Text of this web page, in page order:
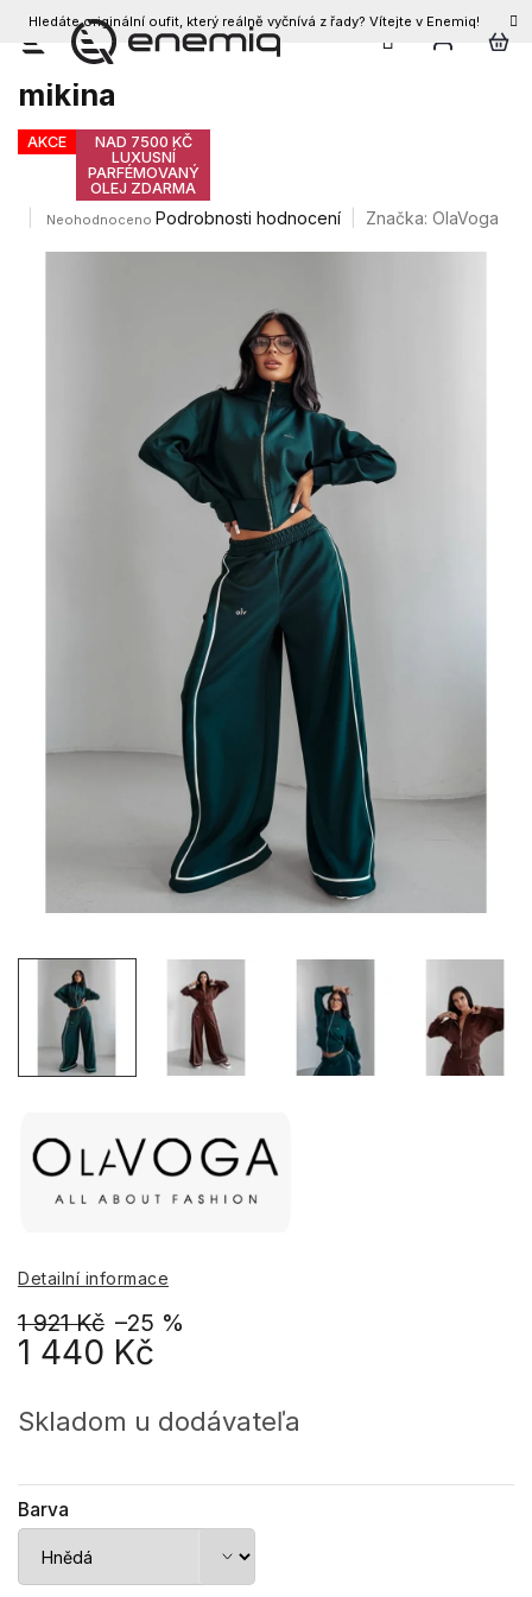
Přejít
obsah
Hledáte originální oufit, který reálně vyčnívá z řady? Vítejte v Enemiq!
CZK
Olavoga Silent Storm Sweatshirt
mikina
AKCE
NAD 7500 KČ
LUXUSNÍ
PARFÉMOVANÝ
OLEJ ZDARMA
Průměrné
Neohodnoceno Podrobnosti hodnocení Značka: OlaVoga
1 921 Kč –25 %
1 440 Kč
cena:
Skladom u dodávateľa
Barva
Detailní informace